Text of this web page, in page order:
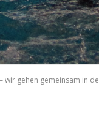
wir gehen gemeinsam in